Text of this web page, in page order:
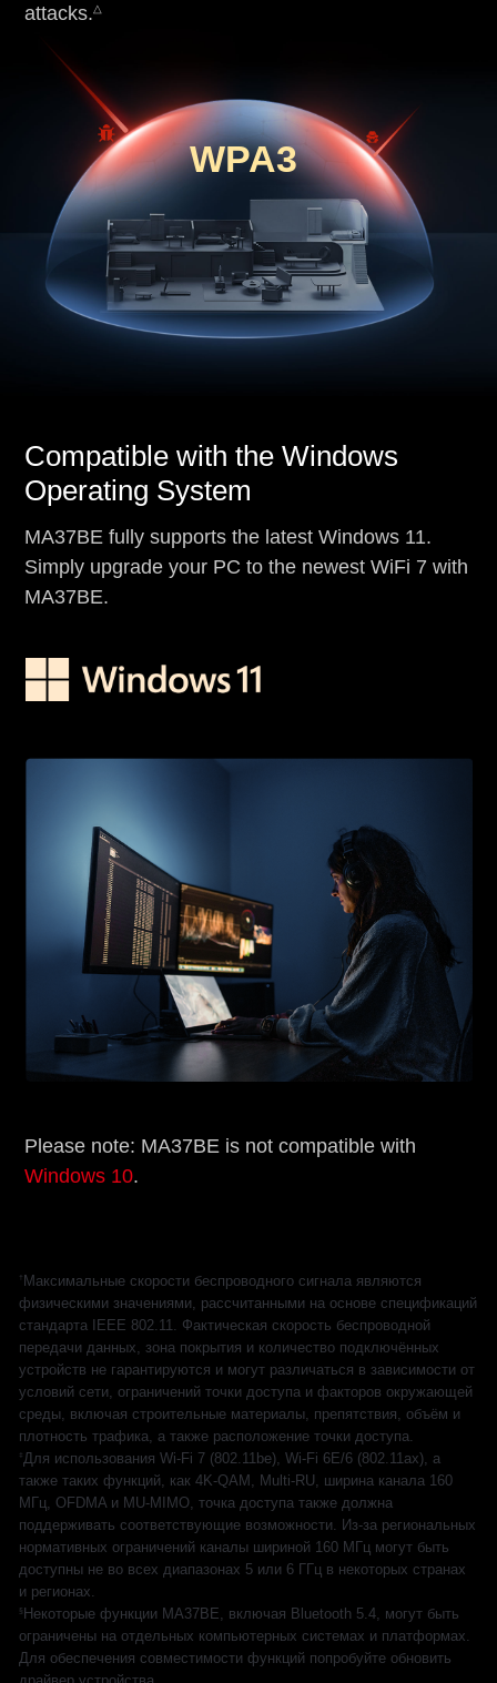
attacks.△
WPA3
Compatible with the Windows
Operating System
MA37BE fully supports the latest Windows 11.
Simply upgrade your PC to the newest WiFi 7 with
MA37BE.
Please note: MA37BE is not compatible with
Windows 10.
† Максимальные скорости беспроводного сигнала являются
физическими значениями, рассчитанными на основе спецификаций
стандарта IEEE 802.11. Фактическая скорость беспроводной
передачи данных, зона покрытия и количество подключённых
устройств не гарантируются и могут различаться в зависимости от
условий сети, ограничений точки доступа и факторов окружающей
среды, включая строительные материалы, препятствия, объём и
плотность трафика, а также расположение точки доступа.
‡Для использования Wi-Fi 7 (802.11be), Wi-Fi 6E/6 (802.11ax), а
также таких функций, как 4K-QAM, Multi-RU, ширина канала 160
МГц, OFDMA и MU-MIMO, точка доступа также должна
поддерживать соответствующие возможности. Из-за региональных
нормативных ограничений каналы шириной 160 МГц могут быть
доступны не во всех диапазонах 5 или 6 ГГц в некоторых странах
и регионах.
§ Некоторые функции MA37BE, включая Bluetooth 5.4, могут быть
ограничены на отдельных компьютерных системах и платформах.
Для обеспечения совместимости функций попробуйте обновить